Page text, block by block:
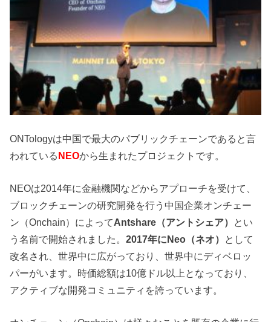
ONTologyは中国で最大のパブリックチェーンであると言
われているNEOから生まれたプロジェクトです。
NEOは2014年に金融機関などからアプローチを受けて、
ブロックチェーンの研究開発を行う中国企業オンチェー
ン（Onchain）によってAntshare（アントシェア） とい
う名前で開始されました。2017年にNeo（ネオ） として
改名され、世界中に広がっており、世界中にディベロッ
パーがいます。時価総額は10億ドル以上となっており、
アクティブな開発コミュニティを誇っています。